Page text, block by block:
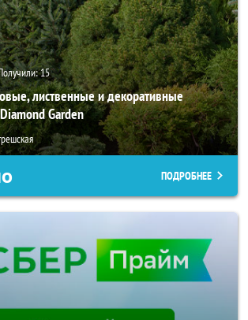
15
лиственные и декоративные
Garden
ПОДРОБНЕЕ